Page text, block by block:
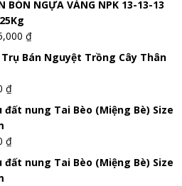
BÓN NGỰA VÀNG NPK 13-13-13
₫
Bán Nguyệt Trồng Cây Thân
₫
đất nung Tai Bèo (Miệng Bè) Size
₫
đất nung Tai Bèo (Miệng Bè) Size